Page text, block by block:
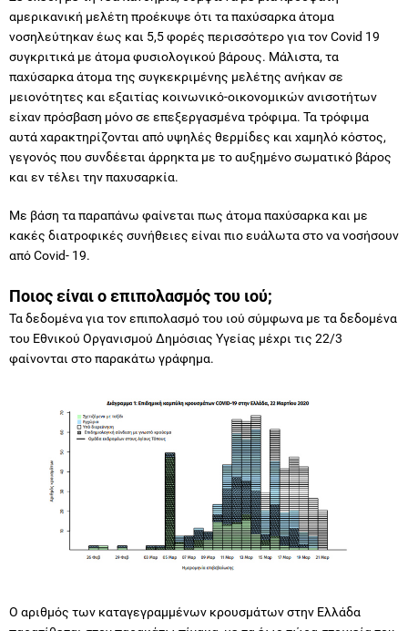
αμερικανική μελέτη προέκυψε ότι τα παχύσαρκα άτομα
νοσηλεύτηκαν έως και 5,5 φορές περισσότερο για τον Covid 19
συγκριτικά με άτομα φυσιολογικού βάρους. Μάλιστα, τα
παχύσαρκα άτομα της συγκεκριμένης μελέτης ανήκαν σε
μειονότητες και εξαιτίας κοινωνικό-οικονομικών ανισοτήτων
είχαν πρόσβαση μόνο σε επεξεργασμένα τρόφιμα. Τα τρόφιμα
αυτά χαρακτηρίζονται από υψηλές θερμίδες και χαμηλό κόστος,
γεγονός που συνδέεται άρρηκτα με το αυξημένο σωματικό βάρος
και εν τέλει την παχυσαρκία.
Με βάση τα παραπάνω φαίνεται πως άτομα παχύσαρκα και με
κακές διατροφικές συνήθειες είναι πιο ευάλωτα στο να νοσήσουν
από Covid- 19.
Ποιος είναι ο επιπολασμός του ιού;
Τα δεδομένα για τον επιπολασμό του ιού σύμφωνα με τα δεδομένα
του Εθνικού Οργανισμού Δημόσιας Υγείας μέχρι τις 22/3
φαίνονται στο παρακάτω γράφημα.
Ο αριθμός των καταγεγραμμένων κρουσμάτων στην Ελλάδα